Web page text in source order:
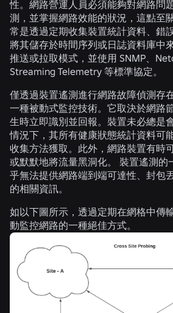
性。網路營運人員必須能夠對網路問
測，並掌握網路效能的狀況，這點至
常是透過定期收集裝置統計資料、錯
將其儲存於時間序列或日誌資料庫中
推送或拉取模式，並使用 SNMP、
Streaming Telemetry 等標準協定。
僅透過裝置遙測進行網路故障偵測存
一種被動式監控技術。它取決於網路
生時立即識別並回報。裝置未必總是
情況下，其所有健康狀態統計資料可
收集方法獲取。此外，網路裝置有時
或默默地將流量黑洞化。 裝置遙測的
乎無法提供網路端到端可達性、封包
的相關資訊。
如以下圖所示，透過定期在網格中傳
動監控網路的一種絕佳方式。